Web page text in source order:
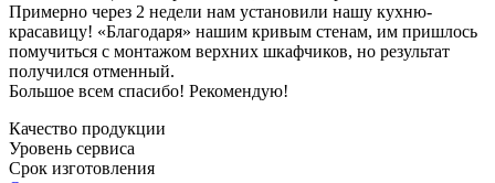
Примерно через 2 недели нам установили нашу кухню-
красавицу! «Благодаря» нашим кривым стенам, им пришлось
помучиться с монтажом верхних шкафчиков, но результат
получился отменный.
Большое всем спасибо! Рекомендую!
Качество продукции
Уровень сервиса
Срок изготовления